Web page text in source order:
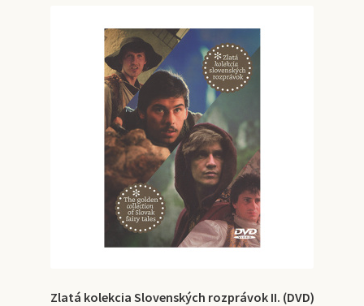
Zlatá kolekcia Slovenských rozprávok II. (DVD)